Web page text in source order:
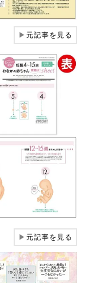
▶元記事を見る
▶元記事を見る